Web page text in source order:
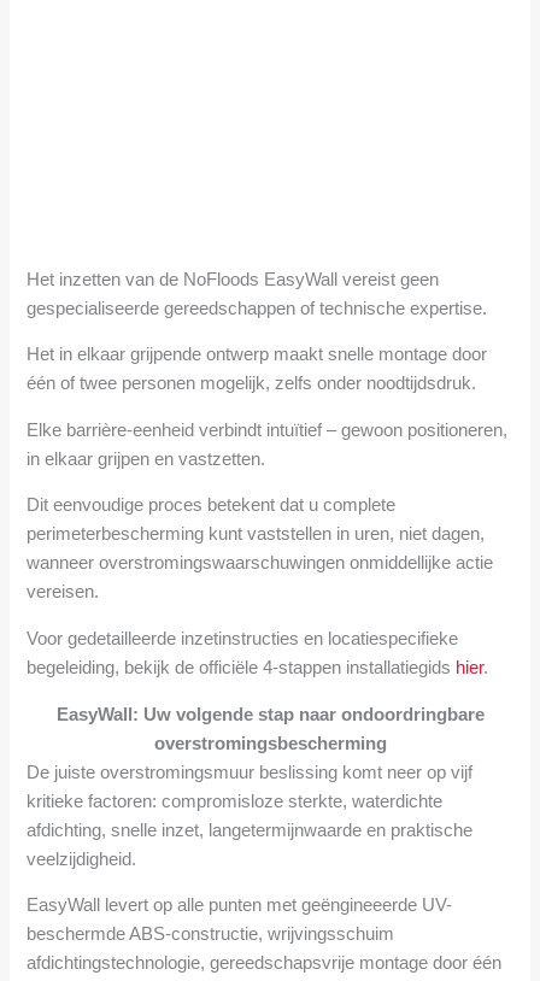
Het inzetten van de NoFloods EasyWall vereist geen
gespecialiseerde gereedschappen of technische expertise.
Het in elkaar grijpende ontwerp maakt snelle montage door
één of twee personen mogelijk, zelfs onder noodtijdsdruk.
Elke barrière-eenheid verbindt intuïtief – gewoon positioneren,
in elkaar grijpen en vastzetten.
Dit eenvoudige proces betekent dat u complete
perimeterbescherming kunt vaststellen in uren, niet dagen,
wanneer overstromingswaarschuwingen onmiddellijke actie
vereisen.
Voor gedetailleerde inzetinstructies en locatiespecifieke
begeleiding, bekijk de officiële 4-stappen installatiegids hier.
EasyWall: Uw volgende stap naar ondoordringbare
overstromingsbescherming
De juiste overstromingsmuur beslissing komt neer op vijf
kritieke factoren: compromisloze sterkte, waterdichte
afdichting, snelle inzet, langetermijnwaarde en praktische
veelzijdigheid.
EasyWall levert op alle punten met geëngineeerde UV-
beschermde ABS-constructie, wrijvingsschuim
afdichtingstechnologie, gereedschapsvrije montage door één